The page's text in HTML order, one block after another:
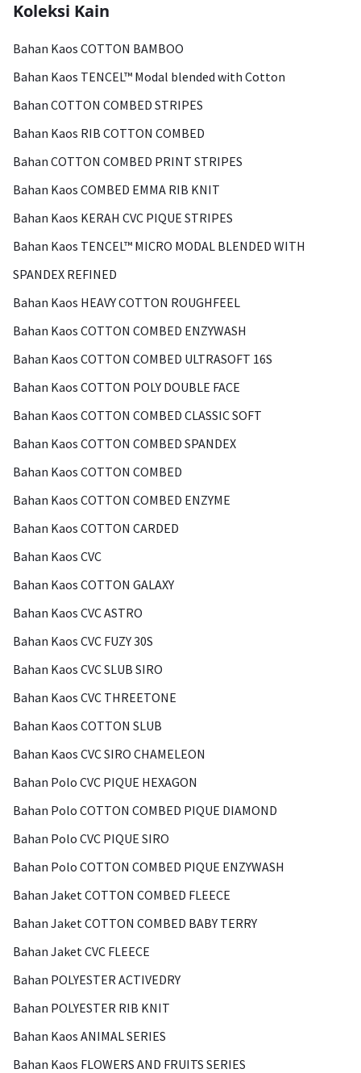
Koleksi Kain
Bahan Kaos COTTON BAMBOO
Bahan Kaos TENCEL™ Modal blended with Cotton
Bahan COTTON COMBED STRIPES
Bahan Kaos RIB COTTON COMBED
Bahan COTTON COMBED PRINT STRIPES
Bahan Kaos COMBED EMMA RIB KNIT
Bahan Kaos KERAH CVC PIQUE STRIPES
Bahan Kaos TENCEL™ MICRO MODAL BLENDED WITH
SPANDEX REFINED
Bahan Kaos HEAVY COTTON ROUGHFEEL
Bahan Kaos COTTON COMBED ENZYWASH
Bahan Kaos COTTON COMBED ULTRASOFT 16S
Bahan Kaos COTTON POLY DOUBLE FACE
Bahan Kaos COTTON COMBED CLASSIC SOFT
Bahan Kaos COTTON COMBED SPANDEX
Bahan Kaos COTTON COMBED
Bahan Kaos COTTON COMBED ENZYME
Bahan Kaos COTTON CARDED
Bahan Kaos CVC
Bahan Kaos COTTON GALAXY
Bahan Kaos CVC ASTRO
Bahan Kaos CVC FUZY 30S
Bahan Kaos CVC SLUB SIRO
Bahan Kaos CVC THREETONE
Bahan Kaos COTTON SLUB
Bahan Kaos CVC SIRO CHAMELEON
Bahan Polo CVC PIQUE HEXAGON
Bahan Polo COTTON COMBED PIQUE DIAMOND
Bahan Polo CVC PIQUE SIRO
Bahan Polo COTTON COMBED PIQUE ENZYWASH
Bahan Jaket COTTON COMBED FLEECE
Bahan Jaket COTTON COMBED BABY TERRY
Bahan Jaket CVC FLEECE
Bahan POLYESTER ACTIVEDRY
Bahan POLYESTER RIB KNIT
Bahan Kaos ANIMAL SERIES
Bahan Kaos FLOWERS AND FRUITS SERIES